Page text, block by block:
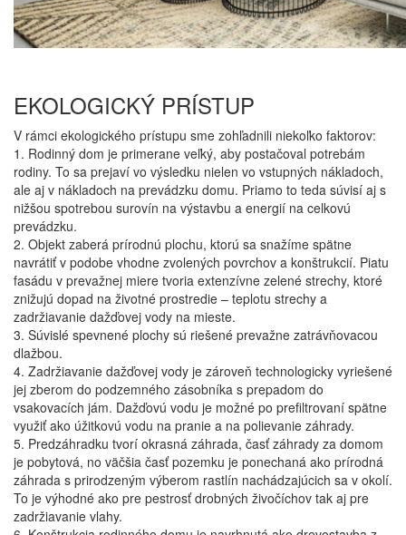
EKOLOGICKÝ PRÍSTUP
V rámci ekologického prístupu sme zohľadnili niekoľko faktorov:
1. Rodinný dom je primerane veľký, aby postačoval potrebám
rodiny. To sa prejaví vo výsledku nielen vo vstupných nákladoch,
ale aj v nákladoch na prevádzku domu. Priamo to teda súvisí aj s
nižšou spotrebou surovín na výstavbu a energií na celkovú
prevádzku.
2. Objekt zaberá prírodnú plochu, ktorú sa snažíme spätne
navrátiť v podobe vhodne zvolených povrchov a konštrukcií. Piatu
fasádu v prevažnej miere tvoria extenzívne zelené strechy, ktoré
znižujú dopad na životné prostredie – teplotu strechy a
zadržiavanie dažďovej vody na mieste.
3. Súvislé spevnené plochy sú riešené prevažne zatrávňovacou
dlažbou.
4. Zadržiavanie dažďovej vody je zároveň technologicky vyriešené
jej zberom do podzemného zásobníka s prepadom do
vsakovacích jám. Dažďovú vodu je možné po prefiltrovaní spätne
využiť ako úžitkovú vodu na pranie a na polievanie záhrady.
5. Predzáhradku tvorí okrasná záhrada, časť záhrady za domom
je pobytová, no väčšia časť pozemku je ponechaná ako prírodná
záhrada s prirodzeným výberom rastlín nachádzajúcich sa v okolí.
To je výhodné ako pre pestrosť drobných živočíchov tak aj pre
zadržiavanie vlahy.